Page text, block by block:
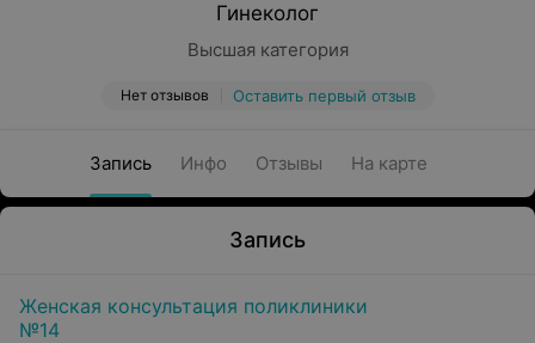
Гинеколог
Высшая категория
Нет отзывов Оставить первый отзыв
Запись Инфо Отзывы На карте
Запись
Женская консультация поликлиники
№14